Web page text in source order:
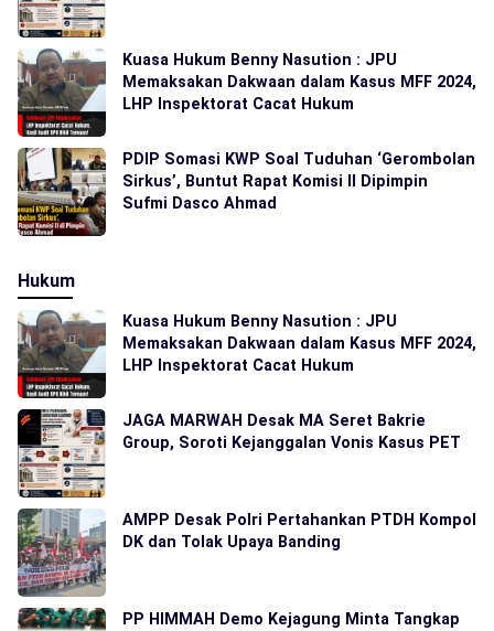
Kuasa Hukum Benny Nasution : JPU
Memaksakan Dakwaan dalam Kasus MFF 2024,
LHP Inspektorat Cacat Hukum
PDIP Somasi KWP Soal Tuduhan ‘Gerombolan
Sirkus’, Buntut Rapat Komisi II Dipimpin
Sufmi Dasco Ahmad
Hukum
Kuasa Hukum Benny Nasution : JPU
Memaksakan Dakwaan dalam Kasus MFF 2024,
LHP Inspektorat Cacat Hukum
JAGA MARWAH Desak MA Seret Bakrie
Group, Soroti Kejanggalan Vonis Kasus PET
AMPP Desak Polri Pertahankan PTDH Kompol
DK dan Tolak Upaya Banding
PP HIMMAH Demo Kejagung Minta Tangkap